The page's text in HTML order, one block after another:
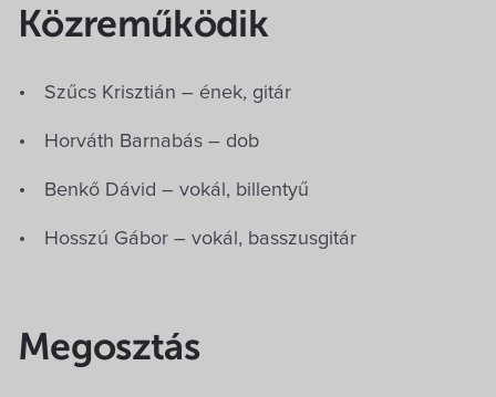
Közreműködik
Szűcs Krisztián – ének, gitár
Horváth Barnabás – dob
Benkő Dávid – vokál, billentyű
Hosszú Gábor – vokál, basszusgitár
Megosztás